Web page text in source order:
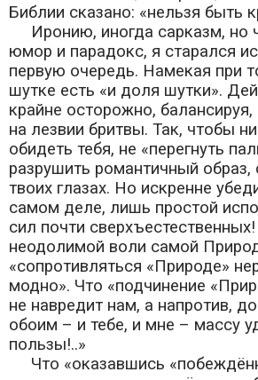
Библии сказано: «нельзя быть
Иронию, иногда сарказм, но
юмор и парадокс, я старался
первую очередь. Намекая при
шутке есть «и доля шутки».
крайне осторожно, балансируя,
на лезвии бритвы. Так, чтобы
обидеть тебя, не «перегнуть
разрушить романтичный
твоих глазах. Но искренне
самом деле, лишь простой
сил почти
неодолимой воли самой
«сопротивляться «Природе»
модно». Что «подчинение
не навредит нам, а напротив,
обоим – и тебе, и мне – массу
пользы!..»
Что «оказавшись